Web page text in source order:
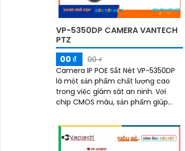
VP-5350DP CAMERA VANTECH
PTZ
00 ₫
00 ₫
Camera IP POE Sắt Nét VP-5350DP
là một sản phẩm chất lượng cao
trong việc giám sát an ninh. Với
chip CMOS màu, sản phẩm giúp